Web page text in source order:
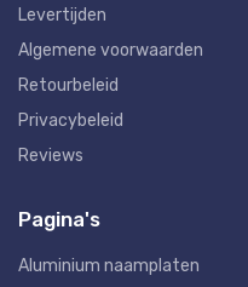
Levertijden
Algemene voorwaarden
Retourbeleid
Privacybeleid
Reviews
Pagina's
Aluminium naamplaten